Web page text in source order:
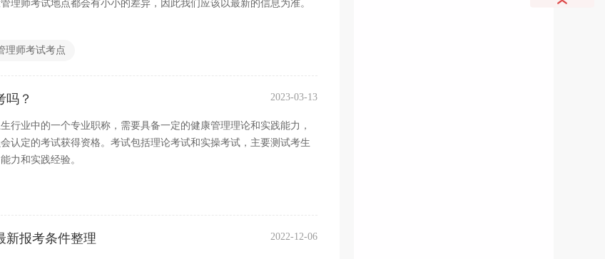
理师考试地点都会有小小的差异，因此我们应该以最新的信息为准。
理师考试考点
吗？ 2023-03-13
行业中的一个专业职称，需要具备一定的健康管理理论和实践能力，
认定的考试获得资格。考试包括理论考试和实操考试，主要测试考生
力和实践经验。
新报考条件整理 2022-12-06